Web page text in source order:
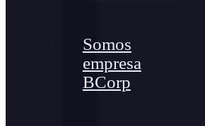
Somos
empresa
BCorp